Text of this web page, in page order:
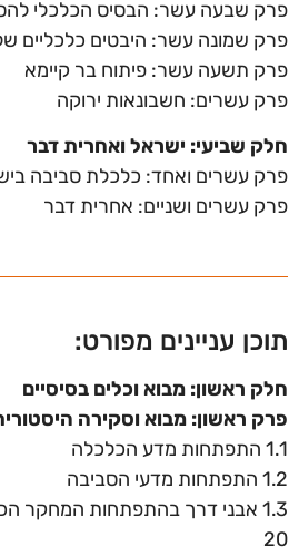
פרק שבעה עשר: הבסיס הכלכלי
פרק שמונה עשר: היבטים כלכליים
פרק תשעה עשר: פיתוח בר קיימא
פרק עשרים: חשבונאות ירוקה
חלק שביעי: ישראל ואחרית דבר
פרק עשרים ואחד: כלכלת סביבה
פרק עשרים ושניים: אחרית דבר
תוכן עניינים מפורט:
חלק ראשון: מבוא וכלים בסיסיים
פרק ראשון: מבוא וסקירה
1.1 התפתחות מדע הכלכלה
1.2 התפתחות מדעי הסביבה
1.3 אבני דרך בהתפתחות המחקר
20